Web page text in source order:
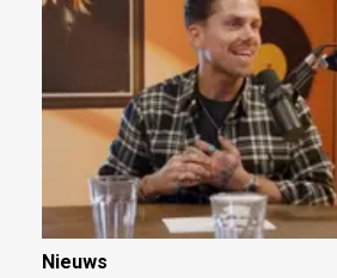
Nieuws